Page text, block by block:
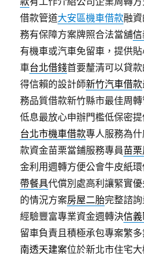
借款管道大安區機車借款融
務有保障方案牌照合法當舖
有機車或汽車免留車，提供
車台北借錢首要釐清可以貸
得信賴的設計師新竹汽車借款
務品質借款新竹縣市最佳周
低息最放心申辦門檻低保密
台北市機車借款專人服務為
款資金苗栗當鋪服務專員苗
金利用週轉方便公會牛皮紙
帶餐具代償別處高利讓緊實
的情況方案房屋二胎完整諮
經驗豐富專業資金週轉決信
留車負責且積極承包專案繁
南透天建案位於新北市住宅